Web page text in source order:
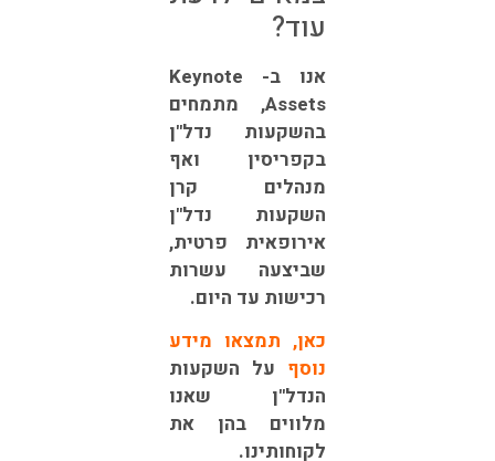
עוד?
אנו ב- Keynote
Assets, מתמחים
בהשקעות נדל"ן
בקפריסין ואף
מנהלים קרן
השקעות נדל"ן
אירופאית פרטית,
שביצעה עשרות
רכישות עד היום.
כאן, תמצאו מידע
נוסף על השקעות
הנדל"ן שאנו
מלווים בהן את
לקוחותינו.